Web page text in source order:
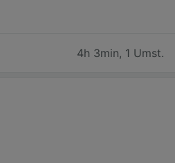
4h 3min, 1 Umst.